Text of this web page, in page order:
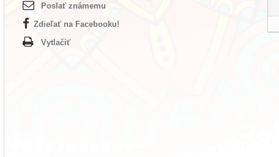
Poslať známemu
Zdieľať na Facebooku!
Vytlačiť